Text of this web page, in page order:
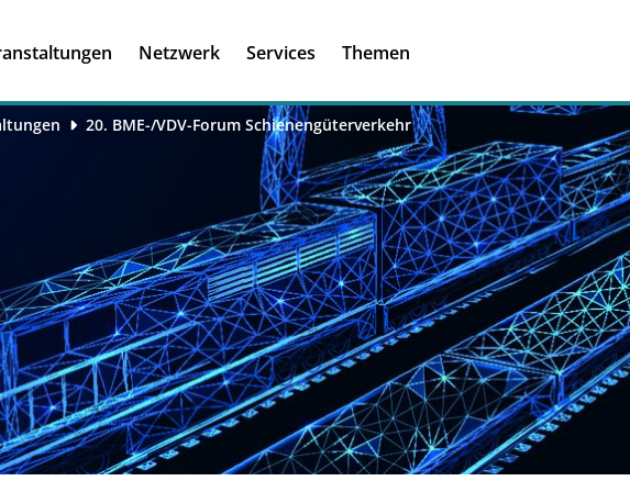
Netzwerk
Services Themen
Ich habe einen
20. BME-/VDV-Forum Schienengüterverkehr